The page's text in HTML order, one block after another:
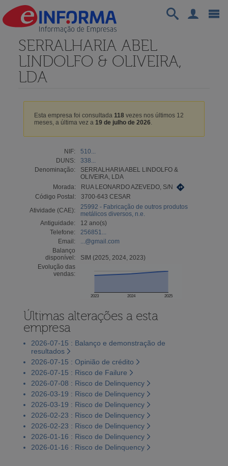
SERRALHARIA ABEL
LINDOLFO & OLIVEIRA,
LDA
Esta empresa foi consultada 118vezes nos últimos 12
meses, a última vez a 19 de julho de 2026.
NIF:
510...
DUNS:
338...
Denominação:
SERRALHARIA ABEL LINDOLFO &
OLIVEIRA, LDA
Morada:
RUA LEONARDO AZEVEDO, S/N
Código Postal:
3700-643 CESAR
Atividade (CAE):
25992 - Fabricação de outros produtos
metálicos diversos, n.e.
Antiguidade:
12 ano(s)
Telefone:
256851...
Email:
...@gmail.com
Balanço
disponível:
SIM (2025, 2024, 2023)
Evolução das
vendas:
2023 2024 2025
Últimas alterações a esta
empresa
2026-07-15 : Balanço e demonstração de
resultados
2026-07-15 : Opinião de crédito
2026-07-15 : Risco de Failure
2026-07-08 : Risco de Delinquency
2026-03-19 : Risco de Delinquency
2026-03-19 : Risco de Delinquency
2026-02-23 : Risco de Delinquency
2026-02-23 : Risco de Delinquency
2026-01-16 : Risco de Delinquency
2026-01-16 : Risco de Delinquency